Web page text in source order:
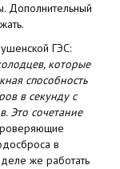
Дополнительный
ГЭС:
которые
способность
в секунду с
Это сочетание
в
же работать